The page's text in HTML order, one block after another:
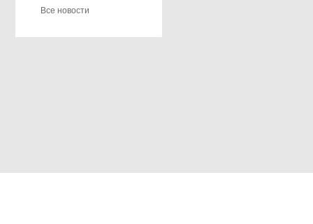
Все новости